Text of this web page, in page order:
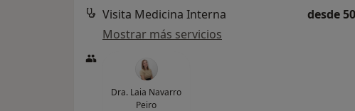
Visita Medicina Interna
desde
Mostrar más servicios
Dra. Laia Navarro
Peiro